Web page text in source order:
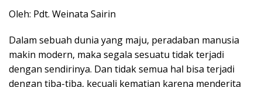
Oleh: Pdt. Weinata Sairin
Dalam sebuah dunia yang maju, peradaban manusia
makin modern, maka segala sesuatu tidak terjadi
dengan sendirinya. Dan tidak semua hal bisa terjadi
dengan tiba-tiba, kecuali kematian karena menderita